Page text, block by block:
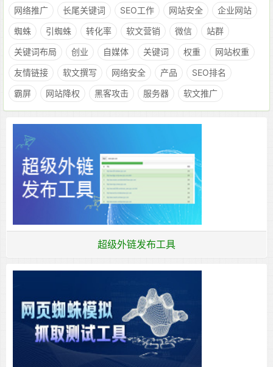
网络推广
长尾关键词 SEO工作 网站安全
企业网站
蜘蛛
引蜘蛛 转化率 软文营销 微信
站群
关键词布局
创业 自媒体 关键词 权重
网站权重
友情链接
软文撰写 网络安全 产品
SEO排名
霸屏
网站降权 黑客攻击 服务器 软文推广
超级外链发布工具